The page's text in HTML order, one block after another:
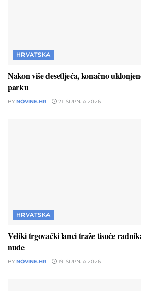
HRVATSKA
Nakon više desetljeća, konačno
parku
BY NOVINE.HR 21. SRPNJA 2026.
HRVATSKA
Veliki trgovački lanci traže tisuće
nude
BY NOVINE.HR 19. SRPNJA 2026.